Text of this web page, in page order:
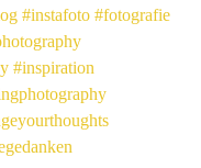
#instafoto #fotografie
#inspiration